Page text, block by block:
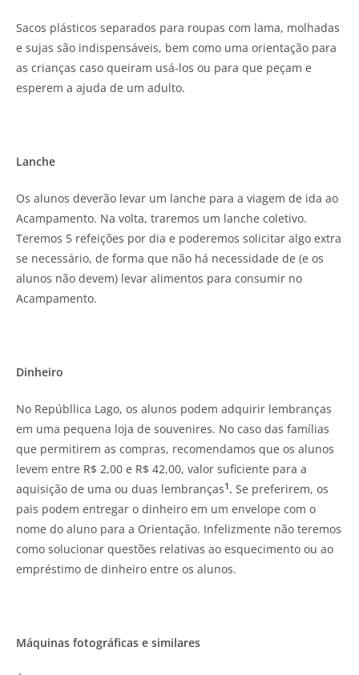
Sacos plásticos separados para roupas com lama, molhadas
e sujas são indispensáveis, bem como uma orientação para
as crianças caso queiram usá-los ou para que peçam e
esperem a ajuda de um adulto.
Lanche
Os alunos deverão levar um lanche para a viagem de ida ao
Acampamento. Na volta, traremos um lanche coletivo.
Teremos 5 refeições por dia e poderemos solicitar algo extra
se necessário, de forma que não há necessidade de (e os
alunos não devem) levar alimentos para consumir no
Acampamento.
Dinheiro
No Repúbllica Lago, os alunos podem adquirir lembranças
em uma pequena loja de souvenires. No caso das famílias
que permitirem as compras, recomendamos que os alunos
levem entre R$ 2,00 e R$ 42,00, valor suficiente para a
aquisição de uma ou duas lembranças1. Se preferirem, os
pais podem entregar o dinheiro em um envelope com o
nome do aluno para a Orientação. Infelizmente não teremos
como solucionar questões relativas ao esquecimento ou ao
empréstimo de dinheiro entre os alunos.
Máquinas fotográficas e similares